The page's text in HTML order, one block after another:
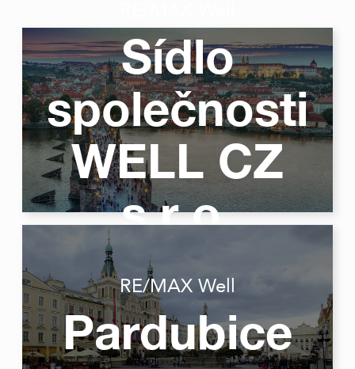
Sídlo
společnosti
WELL CZ
s.r.o.
RE/MAX Well
Pardubice